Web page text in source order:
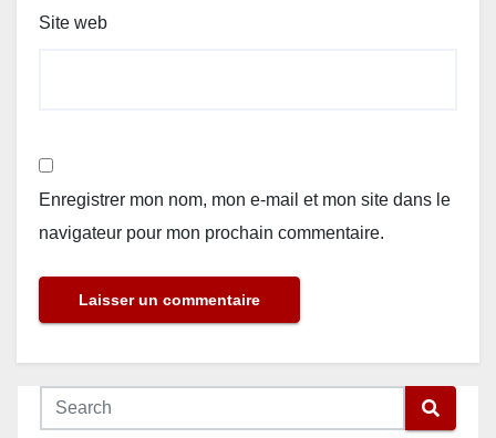
Site web
Enregistrer mon nom, mon e-mail et mon site dans le
navigateur pour mon prochain commentaire.